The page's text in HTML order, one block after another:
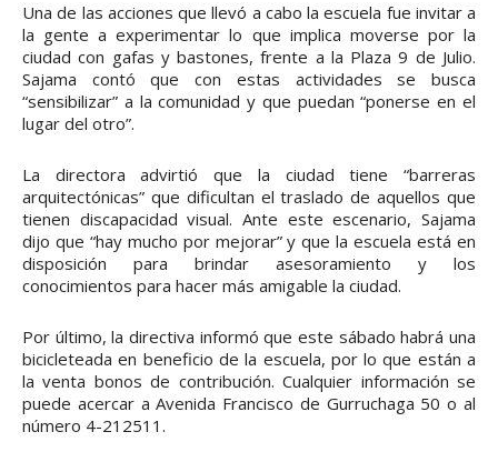
Una de las acciones que llevó a cabo la escuela fue invitar a
la gente a experimentar lo que implica moverse por la
ciudad con gafas y bastones, frente a la Plaza 9 de Julio.
Sajama contó que con estas actividades se busca
“sensibilizar” a la comunidad y que puedan “ponerse en el
lugar del otro”.
La directora advirtió que la ciudad tiene “barreras
arquitectónicas” que dificultan el traslado de aquellos que
tienen discapacidad visual. Ante este escenario, Sajama
dijo que “hay mucho por mejorar” y que la escuela está en
disposición para brindar asesoramiento y los
conocimientos para hacer más amigable la ciudad.
Por último, la directiva informó que este sábado habrá una
bicicleteada en beneficio de la escuela, por lo que están a
la venta bonos de contribución. Cualquier información se
puede acercar a Avenida Francisco de Gurruchaga 50 o al
número 4-212511.